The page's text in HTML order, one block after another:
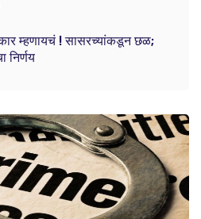
म्हणायचं ! सासरच्यांकडून छळ;
निर्णय